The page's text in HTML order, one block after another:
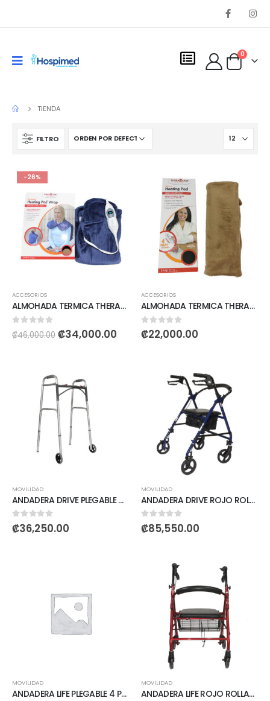
0
TIENDA
FILTRO
-26%
ACCESORIOS
ALMOHADA TERMICA THERACARE
₡46,000.00 ₡34,000.00
ACCESORIOS
ALMOHADA TERMICA THERACARE
0out of 5
₡22,000.00
MOVILIDAD
ANDADERA DRIVE PLEGABLE CON RUEDAS
0out of 5
₡36,250.00
MOVILIDAD
ANDADERA DRIVE ROJO ROLLATOR 6″
0out of 5
₡85,550.00
MOVILIDAD
ANDADERA LIFE PLEGABLE 4 PUNTOS
MOVILIDAD
ANDADERA LIFE ROJO ROLLATOR